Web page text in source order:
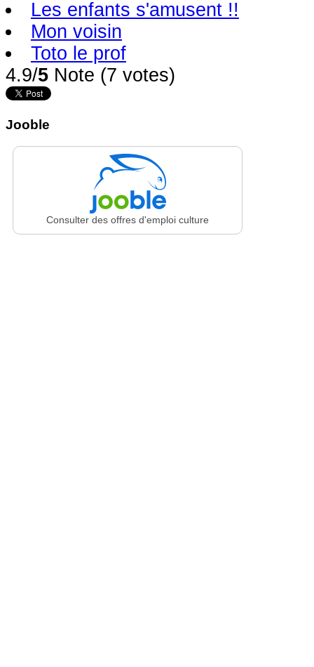
Les enfants s'amusent !!
Mon voisin
Toto le prof
4.9/5 Note (7 votes)
Jooble
Consulter des offres d'emploi culture